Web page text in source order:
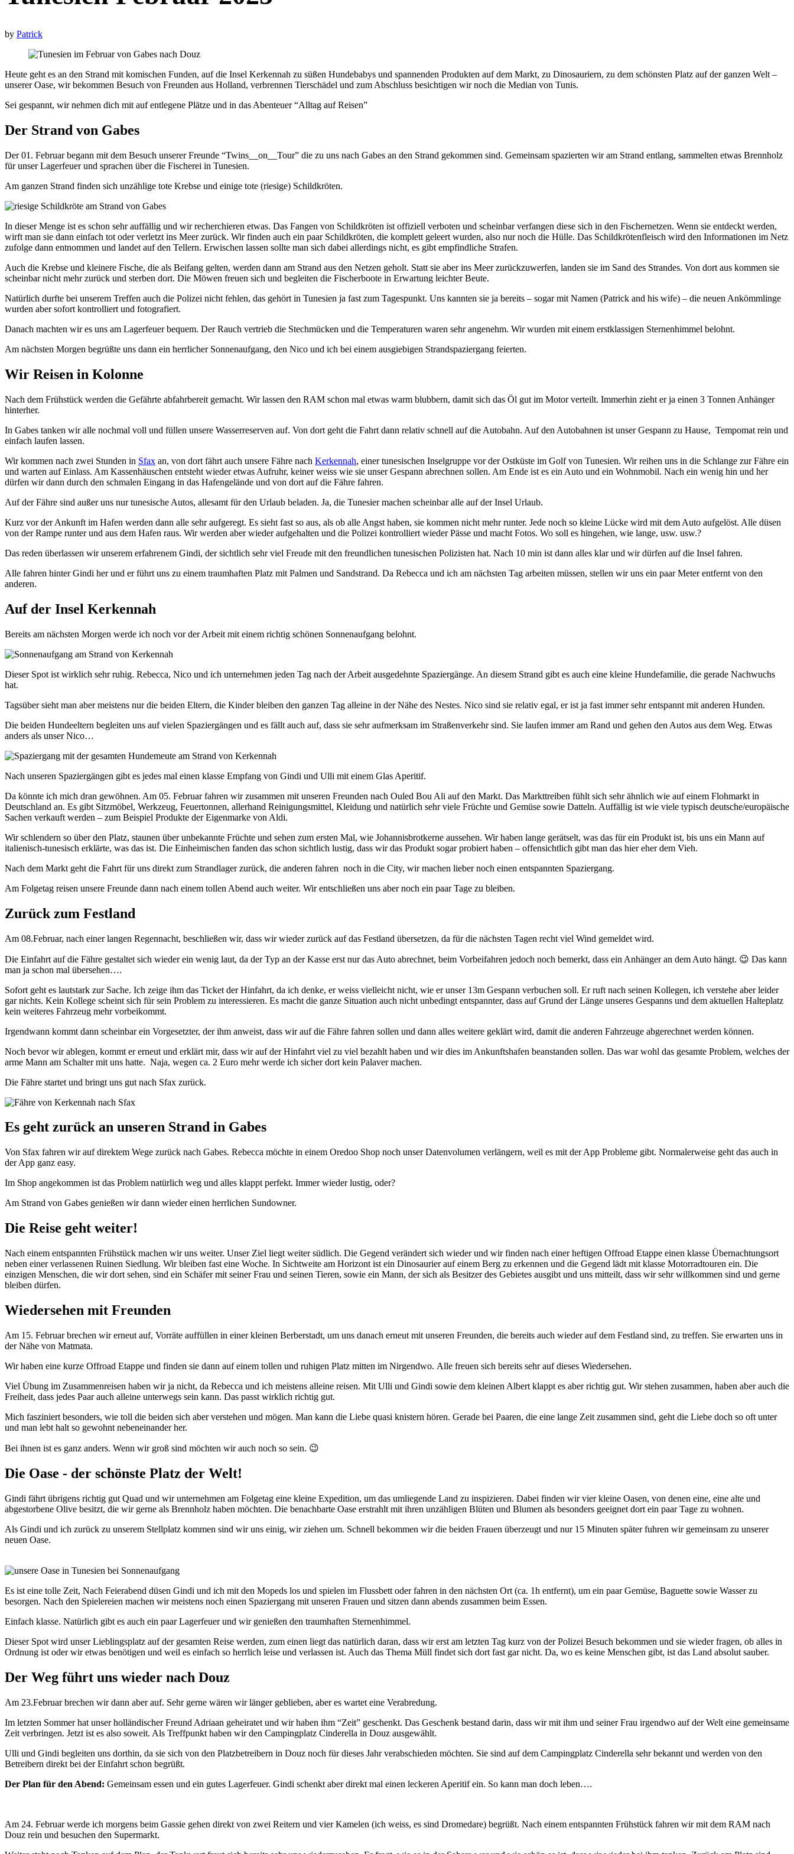
by Patrick
Heute geht es an den Strand mit komischen Funden, auf die Insel Kerkennah zu süßen Hundebabys und spannenden Produkten auf dem Markt, zu Dinosauriern, zu dem schönsten Platz auf der ganzen Welt –
unserer Oase, wir bekommen Besuch von Freunden aus Holland, verbrennen Tierschädel und zum Abschluss besichtigen wir noch die Median von Tunis.
Sei gespannt, wir nehmen dich mit auf entlegene Plätze und in das Abenteuer “Alltag auf Reisen”
Der Strand von Gabes
Der 01. Februar begann mit dem Besuch unserer Freunde “Twins__on__Tour” die zu uns nach Gabes an den Strand gekommen sind. Gemeinsam spazierten wir am Strand entlang, sammelten etwas Brennholz
für unser Lagerfeuer und sprachen über die Fischerei in Tunesien.
Am ganzen Strand finden sich unzählige tote Krebse und einige tote (riesige) Schildkröten.
In dieser Menge ist es schon sehr auffällig und wir recherchieren etwas. Das Fangen von Schildkröten ist offiziell verboten und scheinbar verfangen diese sich in den Fischernetzen. Wenn sie entdeckt werden,
wirft man sie dann einfach tot oder verletzt ins Meer zurück. Wir finden auch ein paar Schildkröten, die komplett geleert wurden, also nur noch die Hülle. Das Schildkrötenfleisch wird den Informationen im Netz
zufolge dann entnommen und landet auf den Tellern. Erwischen lassen sollte man sich dabei allerdings nicht, es gibt empfindliche Strafen.
Auch die Krebse und kleinere Fische, die als Beifang gelten, werden dann am Strand aus den Netzen geholt. Statt sie aber ins Meer zurückzuwerfen, landen sie im Sand des Strandes. Von dort aus kommen sie
scheinbar nicht mehr zurück und sterben dort. Die Möwen freuen sich und begleiten die Fischerboote in Erwartung leichter Beute.
Natürlich durfte bei unserem Treffen auch die Polizei nicht fehlen, das gehört in Tunesien ja fast zum Tagespunkt. Uns kannten sie ja bereits – sogar mit Namen (Patrick and his wife) – die neuen Ankömmlinge
wurden aber sofort kontrolliert und fotografiert.
Danach machten wir es uns am Lagerfeuer bequem. Der Rauch vertrieb die Stechmücken und die Temperaturen waren sehr angenehm. Wir wurden mit einem erstklassigen Sternenhimmel belohnt.
Am nächsten Morgen begrüßte uns dann ein herrlicher Sonnenaufgang, den Nico und ich bei einem ausgiebigen Strandspaziergang feierten.
Wir Reisen in Kolonne
Nach dem Frühstück werden die Gefährte abfahrbereit gemacht. Wir lassen den RAM schon mal etwas warm blubbern, damit sich das Öl gut im Motor verteilt. Immerhin zieht er ja einen 3 Tonnen Anhänger
hinterher.
In Gabes tanken wir alle nochmal voll und füllen unsere Wasserreserven auf. Von dort geht die Fahrt dann relativ schnell auf die Autobahn. Auf den Autobahnen ist unser Gespann zu Hause, Tempomat rein und
einfach laufen lassen.
Wir kommen nach zwei Stunden in Sfax an, von dort fährt auch unsere Fähre nach Kerkennah, einer tunesischen Inselgruppe vor der Ostküste im Golf von Tunesien. Wir reihen uns in die Schlange zur Fähre ein
und warten auf Einlass. Am Kassenhäuschen entsteht wieder etwas Aufruhr, keiner weiss wie sie unser Gespann abrechnen sollen. Am Ende ist es ein Auto und ein Wohnmobil. Nach ein wenig hin und her
dürfen wir dann durch den schmalen Eingang in das Hafengelände und von dort auf die Fähre fahren.
Auf der Fähre sind außer uns nur tunesische Autos, allesamt für den Urlaub beladen. Ja, die Tunesier machen scheinbar alle auf der Insel Urlaub.
Kurz vor der Ankunft im Hafen werden dann alle sehr aufgeregt. Es sieht fast so aus, als ob alle Angst haben, sie kommen nicht mehr runter. Jede noch so kleine Lücke wird mit dem Auto aufgelöst. Alle düsen
von der Rampe runter und aus dem Hafen raus. Wir werden aber wieder aufgehalten und die Polizei kontrolliert wieder Pässe und macht Fotos. Wo soll es hingehen, wie lange, usw. usw.?
Das reden überlassen wir unserem erfahrenem Gindi, der sichtlich sehr viel Freude mit den freundlichen tunesischen Polizisten hat. Nach 10 min ist dann alles klar und wir dürfen auf die Insel fahren.
Alle fahren hinter Gindi her und er führt uns zu einem traumhaften Platz mit Palmen und Sandstrand. Da Rebecca und ich am nächsten Tag arbeiten müssen, stellen wir uns ein paar Meter entfernt von den
anderen.
Auf der Insel Kerkennah
Bereits am nächsten Morgen werde ich noch vor der Arbeit mit einem richtig schönen Sonnenaufgang belohnt.
Dieser Spot ist wirklich sehr ruhig. Rebecca, Nico und ich unternehmen jeden Tag nach der Arbeit ausgedehnte Spaziergänge. An diesem Strand gibt es auch eine kleine Hundefamilie, die gerade Nachwuchs
hat.
Tagsüber sieht man aber meistens nur die beiden Eltern, die Kinder bleiben den ganzen Tag alleine in der Nähe des Nestes. Nico sind sie relativ egal, er ist ja fast immer sehr entspannt mit anderen Hunden.
Die beiden Hundeeltern begleiten uns auf vielen Spaziergängen und es fällt auch auf, dass sie sehr aufmerksam im Straßenverkehr sind. Sie laufen immer am Rand und gehen den Autos aus dem Weg. Etwas
anders als unser Nico…
Nach unseren Spaziergängen gibt es jedes mal einen klasse Empfang von Gindi und Ulli mit einem Glas Aperitif.
Da könnte ich mich dran gewöhnen. Am 05. Februar fahren wir zusammen mit unseren Freunden nach Ouled Bou Ali auf den Markt. Das Markttreiben fühlt sich sehr ähnlich wie auf einem Flohmarkt in
Deutschland an. Es gibt Sitzmöbel, Werkzeug, Feuertonnen, allerhand Reinigungsmittel, Kleidung und natürlich sehr viele Früchte und Gemüse sowie Datteln. Auffällig ist wie viele typisch deutsche/europäische
Sachen verkauft werden – zum Beispiel Produkte der Eigenmarke von Aldi.
Wir schlendern so über den Platz, staunen über unbekannte Früchte und sehen zum ersten Mal, wie Johannisbrotkerne aussehen. Wir haben lange gerätselt, was das für ein Produkt ist, bis uns ein Mann auf
italienisch-tunesisch erklärte, was das ist. Die Einheimischen fanden das schon sichtlich lustig, dass wir das Produkt sogar probiert haben – offensichtlich gibt man das hier eher dem Vieh.
Nach dem Markt geht die Fahrt für uns direkt zum Strandlager zurück, die anderen fahren noch in die City, wir machen lieber noch einen entspannten Spaziergang.
Am Folgetag reisen unsere Freunde dann nach einem tollen Abend auch weiter. Wir entschließen uns aber noch ein paar Tage zu bleiben.
Zurück zum Festland
Am 08.Februar, nach einer langen Regennacht, beschließen wir, dass wir wieder zurück auf das Festland übersetzen, da für die nächsten Tagen recht viel Wind gemeldet wird.
Die Einfahrt auf die Fähre gestaltet sich wieder ein wenig laut, da der Typ an der Kasse erst nur das Auto abrechnet, beim Vorbeifahren jedoch noch bemerkt, dass ein Anhänger an dem Auto hängt. 😉 Das kann
man ja schon mal übersehen….
Sofort geht es lautstark zur Sache. Ich zeige ihm das Ticket der Hinfahrt, da ich denke, er weiss vielleicht nicht, wie er unser 13m Gespann verbuchen soll. Er ruft nach seinen Kollegen, ich verstehe aber leider
gar nichts. Kein Kollege scheint sich für sein Problem zu interessieren. Es macht die ganze Situation auch nicht unbedingt entspannter, dass auf Grund der Länge unseres Gespanns und dem aktuellen Halteplatz
kein weiteres Fahrzeug mehr vorbeikommt.
Irgendwann kommt dann scheinbar ein Vorgesetzter, der ihm anweist, dass wir auf die Fähre fahren sollen und dann alles weitere geklärt wird, damit die anderen Fahrzeuge abgerechnet werden können.
Noch bevor wir ablegen, kommt er erneut und erklärt mir, dass wir auf der Hinfahrt viel zu viel bezahlt haben und wir dies im Ankunftshafen beanstanden sollen. Das war wohl das gesamte Problem, welches der
arme Mann am Schalter mit uns hatte. Naja, wegen ca. 2 Euro mehr werde ich sicher dort kein Palaver machen.
Die Fähre startet und bringt uns gut nach Sfax zurück.
Es geht zurück an unseren Strand in Gabes
Von Sfax fahren wir auf direktem Wege zurück nach Gabes. Rebecca möchte in einem Oredoo Shop noch unser Datenvolumen verlängern, weil es mit der App Probleme gibt. Normalerweise geht das auch in
der App ganz easy.
Im Shop angekommen ist das Problem natürlich weg und alles klappt perfekt. Immer wieder lustig, oder?
Am Strand von Gabes genießen wir dann wieder einen herrlichen Sundowner.
Die Reise geht weiter!
Nach einem entspannten Frühstück machen wir uns weiter. Unser Ziel liegt weiter südlich. Die Gegend verändert sich wieder und wir finden nach einer heftigen Offroad Etappe einen klasse Übernachtungsort
neben einer verlassenen Ruinen Siedlung. Wir bleiben fast eine Woche. In Sichtweite am Horizont ist ein Dinosaurier auf einem Berg zu erkennen und die Gegend lädt mit klasse Motorradtouren ein. Die
einzigen Menschen, die wir dort sehen, sind ein Schäfer mit seiner Frau und seinen Tieren, sowie ein Mann, der sich als Besitzer des Gebietes ausgibt und uns mitteilt, dass wir sehr willkommen sind und gerne
bleiben dürfen.
Wiedersehen mit Freunden
Am 15. Februar brechen wir erneut auf, Vorräte auffüllen in einer kleinen Berberstadt, um uns danach erneut mit unseren Freunden, die bereits auch wieder auf dem Festland sind, zu treffen. Sie erwarten uns in
der Nähe von Matmata.
Wir haben eine kurze Offroad Etappe und finden sie dann auf einem tollen und ruhigen Platz mitten im Nirgendwo. Alle freuen sich bereits sehr auf dieses Wiedersehen.
Viel Übung im Zusammenreisen haben wir ja nicht, da Rebecca und ich meistens alleine reisen. Mit Ulli und Gindi sowie dem kleinen Albert klappt es aber richtig gut. Wir stehen zusammen, haben aber auch die
Freiheit, dass jedes Paar auch alleine unterwegs sein kann. Das passt wirklich richtig gut.
Mich fasziniert besonders, wie toll die beiden sich aber verstehen und mögen. Man kann die Liebe quasi knistern hören. Gerade bei Paaren, die eine lange Zeit zusammen sind, geht die Liebe doch so oft unter
und man lebt halt so gewohnt nebeneinander her.
Bei ihnen ist es ganz anders. Wenn wir groß sind möchten wir auch noch so sein. 😉
Die Oase - der schönste Platz der Welt!
Gindi fährt übrigens richtig gut Quad und wir unternehmen am Folgetag eine kleine Expedition, um das umliegende Land zu inspizieren. Dabei finden wir vier kleine Oasen, von denen eine, eine alte und
abgestorbene Olive besitzt, die wir gerne als Brennholz haben möchten. Die benachbarte Oase erstrahlt mit ihren unzähligen Blüten und Blumen als besonders geeignet dort ein paar Tage zu wohnen.
Als Gindi und ich zurück zu unserem Stellplatz kommen sind wir uns einig, wir ziehen um. Schnell bekommen wir die beiden Frauen überzeugt und nur 15 Minuten später fuhren wir gemeinsam zu unserer
neuen Oase.
Es ist eine tolle Zeit, Nach Feierabend düsen Gindi und ich mit den Mopeds los und spielen im Flussbett oder fahren in den nächsten Ort (ca. 1h entfernt), um ein paar Gemüse, Baguette sowie Wasser zu
besorgen. Nach den Spielereien machen wir meistens noch einen Spaziergang mit unseren Frauen und sitzen dann abends zusammen beim Essen.
Einfach klasse. Natürlich gibt es auch ein paar Lagerfeuer und wir genießen den traumhaften Sternenhimmel.
Dieser Spot wird unser Lieblingsplatz auf der gesamten Reise werden, zum einen liegt das natürlich daran, dass wir erst am letzten Tag kurz von der Polizei Besuch bekommen und sie wieder fragen, ob alles in
Ordnung ist oder wir etwas benötigen und weil es einfach so herrlich leise und verlassen ist. Auch das Thema Müll findet sich dort fast gar nicht. Da, wo es keine Menschen gibt, ist das Land absolut sauber.
Der Weg führt uns wieder nach Douz
Am 23.Februar brechen wir dann aber auf. Sehr gerne wären wir länger geblieben, aber es wartet eine Verabredung.
Im letzten Sommer hat unser holländischer Freund Adriaan geheiratet und wir haben ihm “Zeit” geschenkt. Das Geschenk bestand darin, dass wir mit ihm und seiner Frau irgendwo auf der Welt eine gemeinsame
Zeit verbringen. Jetzt ist es also soweit. Als Treffpunkt haben wir den Campingplatz Cinderella in Douz ausgewählt.
Ulli und Gindi begleiten uns dorthin, da sie sich von den Platzbetreibern in Douz noch für dieses Jahr verabschieden möchten. Sie sind auf dem Campingplatz Cinderella sehr bekannt und werden von den
Betreibern direkt bei der Einfahrt schon begrüßt.
Der Plan für den Abend: Gemeinsam essen und ein gutes Lagerfeuer. Gindi schenkt aber direkt mal einen leckeren Aperitif ein. So kann man doch leben….
Am 24. Februar werde ich morgens beim Gassie gehen direkt von zwei Reitern und vier Kamelen (ich weiss, es sind Dromedare) begrüßt. Nach einem entspannten Frühstück fahren wir mit dem RAM nach
Douz rein und besuchen den Supermarkt.